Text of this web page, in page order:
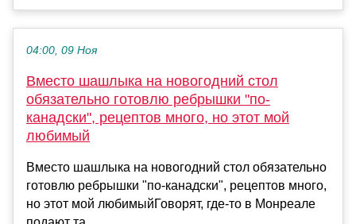
04:00, 09 Ноя
Вместо шашлыка на новогодний стол
обязательно готовлю ребрышки "по-
канадски", рецептов много, но этот мой
любимый
Вместо шашлыка на новогодний стол обязательно
готовлю ребрышки "по-канадски", рецептов много,
но этот мой любимыйГоворят, где-то в Монреале